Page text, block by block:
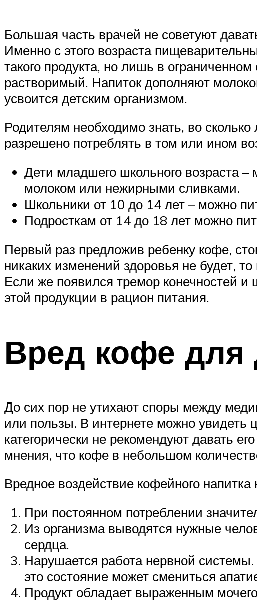
Большая часть врачей не советуют
Именно с этого возраста
такого продукта, но лишь в
растворимый. Напиток дополняют
усвоится детским организмом.
Родителям необходимо знать, во сколько
разрешено потреблять в том или ином
Дети младшего школьного возраста
молоком или нежирными сливками.
Школьники от 10 до 14 лет – можно
Подросткам от 14 до 18 лет можно
Первый раз предложив ребенку кофе,
никаких изменений здоровья не будет,
Если же появился тремор конечностей
этой продукции в рацион питания.
Вред кофе для
До сих пор не утихают споры между
или пользы. В интернете можно увидеть
категорически не рекомендуют давать
мнения, что кофе в небольшом
Вредное воздействие кофейного
При постоянном потреблении
Из организма выводятся нужные
сердца.
Нарушается работа нервной
это состояние может смениться
Продукт обладает выраженным